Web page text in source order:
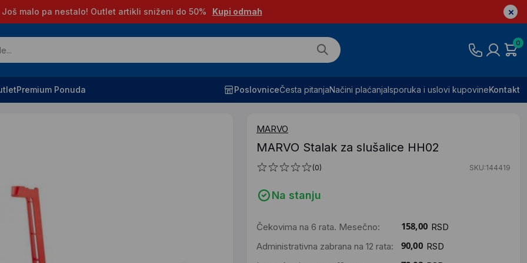
Još malo pa nestalo! Outlet artikli sniženi do 50% Kupi odmah
0
Premium Ponuda PoslovniceČesta pitanjaNačini plaćanjaIsporuka i uslovi kupovineKontakt
MARVO
MARVO Stalak za slušalice HH02
(0) SKU:144419
Na stanju
Čekovima na 6 rata. Mesečno:
RSD
Administrativna zabrana na 12 rata:
RSD